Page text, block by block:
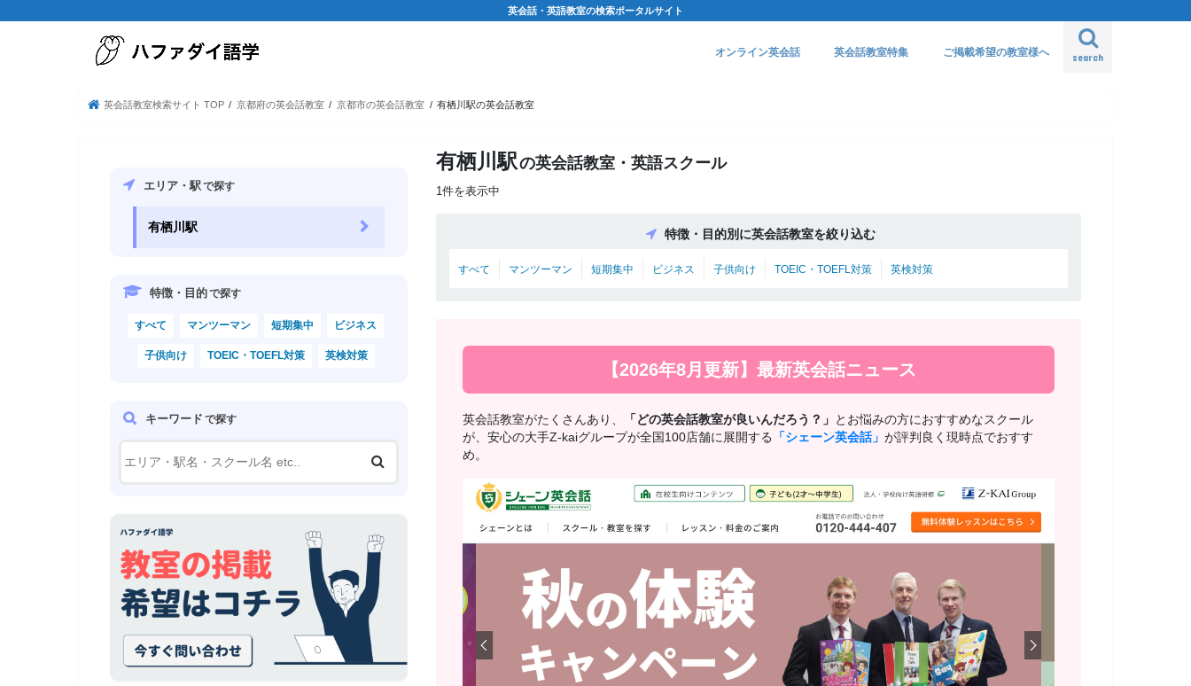
英会話・英語教室の検索ポータルサイト
search
オンライン英会話 英会話教室特集 ご掲載希望の教室様へ
英会話教室検索サイト TOP 京都府の英会話教室 京都市の英会話教室 有栖川駅の英会話教室
有栖川駅の英会話教室・英語スクール
1件を表示中
特徴・目的別に英会話教室を絞り込む
すべて マンツーマン 短期集中 ビジネス 子供向け TOEIC・TOEFL対策 英検対策
【2026年8月更新】最新英会話ニュース
英会話教室がたくさんあり、 「どの英会話教室が良いんだろう？」 とお悩みの方におすすめなスクール
が、安心の大手Z-kaiグループが全国100店舗に展開する
「シェーン英会話」 が評判良く現時点でおすす
め。
エリア・駅で探す
有栖川駅
特徴・目的で探す
すべて マンツーマン 短期集中 ビジネス
子供向け TOEIC・TOEFL対策 英検対策
キーワード で探す